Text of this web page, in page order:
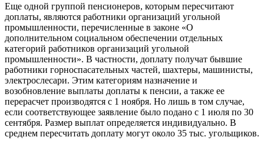
Еще одной группой пенсионеров, которым пересчитают
доплаты, являются работники организаций угольной
промышленности, перечисленные в законе «О
дополнительном социальном обеспечении отдельных
категорий работников организаций угольной
промышленности». В частности, доплату получат бывшие
работники горноспасательных частей, шахтеры, машинисты,
электрослесари. Этим категориям назначение и
возобновление выплаты доплаты к пенсии, а также ее
перерасчет производятся с 1 ноября. Но лишь в том случае,
если соответствующее заявление было подано с 1 июля по 30
сентября. Размер выплат определяется индивидуально. В
среднем пересчитать доплату могут около 35 тыс. угольщиков.